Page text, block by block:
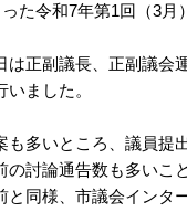
た令和7年第1回（3月
は正副議長、正副議会
ました。
も多いところ、議員提
の討論通告数も多いこ
と同様、市議会インタ